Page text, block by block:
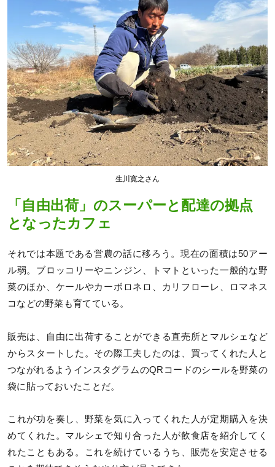
生川寛之さん
「自由出荷」のスーパーと配達の拠点
となったカフェ
それでは本題である営農の話に移ろう。現在の面積は50アー
ル弱。ブロッコリーやニンジン、トマトといった一般的な野
菜のほか、ケールやカーボロネロ、カリフローレ、ロマネス
コなどの野菜も育てている。
販売は、自由に出荷することができる直売所とマルシェなど
からスタートした。その際工夫したのは、買ってくれた人と
つながれるようインスタグラムのQRコードのシールを野菜の
袋に貼っておいたことだ。
これが功を奏し、野菜を気に入ってくれた人が定期購入を決
めてくれた。マルシェで知り合った人が飲食店を紹介してく
れたこともある。これを続けているうち、販売を安定させる